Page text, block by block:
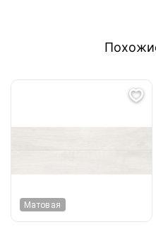
Матовая